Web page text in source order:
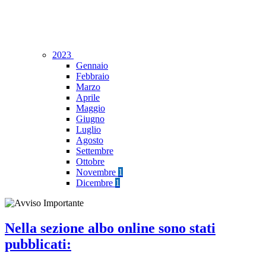
2023
Gennaio
Febbraio
Marzo
Aprile
Maggio
Giugno
Luglio
Agosto
Settembre
Ottobre
Novembre 1
Dicembre 1
Nella sezione albo online sono stati
pubblicati: